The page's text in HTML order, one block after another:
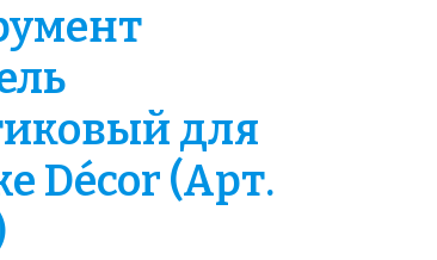
для
Décor (Арт.